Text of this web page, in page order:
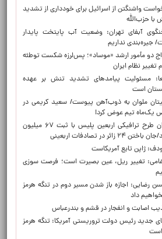
واشنگتن از اسرائیل برای خودداری از تشدید
با حزب‌الله
آبفای تهران: وضعیت آب پایتخت پایدار
جیره‌بندی نداریم
دو مأمور ارشد «موساد»؛ پس‌لرزه شکست توطئه
تغییر نظام ایران
مسئولیت پیامدهای تشدید تنش بر عهده
است
ملوان به ذوب‌آهن پیوست/ سعید کریمی در
یک‌ماه تیم عوض کرد!
پایان طرح ترافیکی اربعین پلیس با ثبت ۶۷ میلیون
۲۴ زائر در تصادفات اربعینی
ژاپن تابع آمریکاست
تغییر ریل، عین بصیرت است؛ فرصت سوزی
رضایی: اجازه باز شدن مسیر دوم در تنگه هرمز
داد
اصابت و انفجار در قشم و بندرعباس
جدید رئیس دولت تروریستی آمریکا: تنگه هرمز
است